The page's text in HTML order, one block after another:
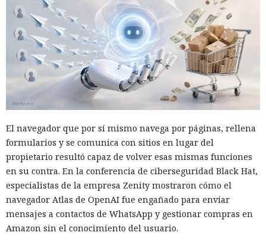
después del aislamiento del equipo y obtuvo una cronología
detallada de los eventos.
Para reducir riesgos similares, se recomienda a las
empresas habilitar las funciones de respuesta automática a
ataques, incluido el aislamiento de dispositivos, en las
soluciones de protección de endpoints y configurar
exclusiones para servicios críticos, de modo que el
sistemas necesarios.
Renombrar .exe a .txt:
investigadores muestran cómo
vulnerar un servidor de
actualizaciones de Windows con
un simple cambio de extensión
07:02 / 08.08.2026
El navegador que por sí mismo navega por páginas, rellena
formularios y se comunica con sitios en lugar del
propietario resultó capaz de volver esas mismas funciones
en su contra. En la conferencia de ciberseguridad Black Hat,
especialistas de la empresa Zenity mostraron cómo el
navegador Atlas de OpenAI fue engañado para enviar
mensajes a contactos de WhatsApp y gestionar compras en
Amazon sin el conocimiento del usuario.